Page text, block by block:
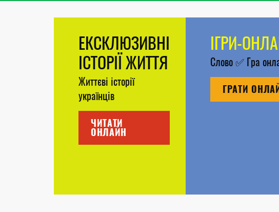
ЕКСКЛЮЗИВНІ
ІСТОРІЇ ЖИТТЯ
Життєві історії
українців
ЧИТАТИ
ОНЛАЙН
ІГРИ-
Слово✅Гра
ГРАТИ